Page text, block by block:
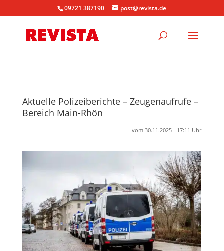
09721 387190 post@revista.de
Aktuelle Polizeiberichte – Zeugenaufrufe –
Bereich Main-Rhön
vom 30.11.2025 - 17:11 Uhr